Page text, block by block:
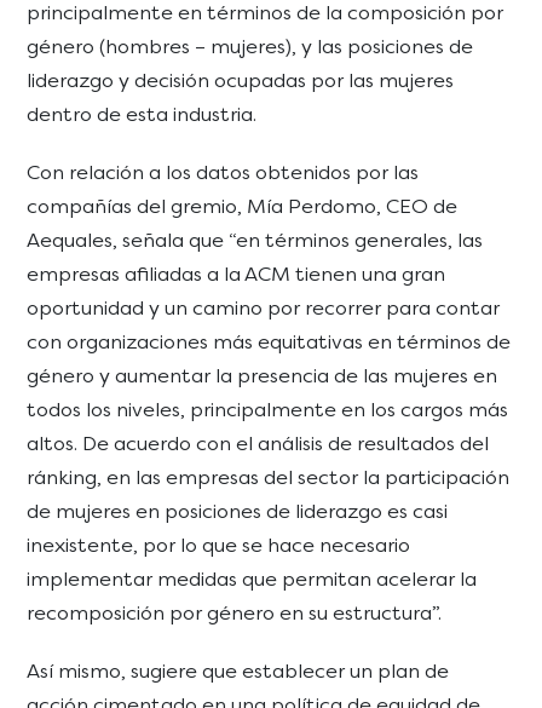
principalmente en términos de la composición por
género (hombres – mujeres), y las posiciones de
liderazgo y decisión ocupadas por las mujeres
dentro de esta industria.
Con relación a los datos obtenidos por las
compañías del gremio, Mía Perdomo, CEO de
Aequales, señala que “en términos generales, las
empresas afiliadas a la ACM tienen una gran
oportunidad y un camino por recorrer para contar
con organizaciones más equitativas en términos de
género y aumentar la presencia de las mujeres en
todos los niveles, principalmente en los cargos más
altos. De acuerdo con el análisis de resultados del
ránking, en las empresas del sector la participación
de mujeres en posiciones de liderazgo es casi
inexistente, por lo que se hace necesario
implementar medidas que permitan acelerar la
recomposición por género en su estructura”.
Así mismo, sugiere que establecer un plan de